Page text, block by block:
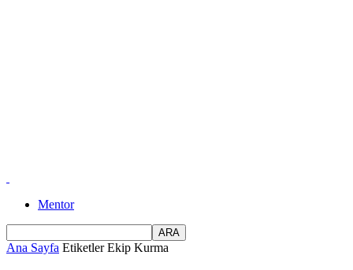
Mentor
Ana Sayfa Etiketler Ekip Kurma